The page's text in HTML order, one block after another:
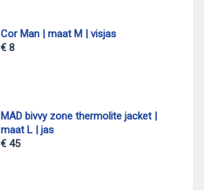
Cor Man | maat M | visjas
€ 8
MAD bivvy zone thermolite jacket |
maat L | jas
€ 45